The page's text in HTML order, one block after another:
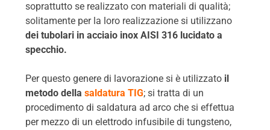
soprattutto se realizzato con materiali di qualità;
solitamente per la loro realizzazione si utilizzano
dei tubolari in acciaio inox AISI 316 lucidato a
specchio.
Per questo genere di lavorazione si è utilizzato il
metodo dellasaldatura TIG; si tratta di un
procedimento di saldatura ad arco che si effettua
per mezzo di un elettrodo infusibile di tungsteno,